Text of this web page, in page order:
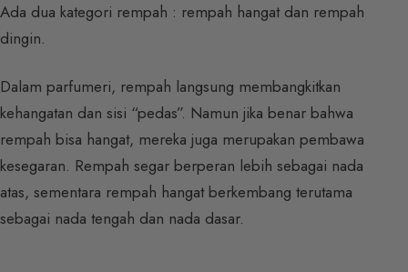
Ada dua kategori rempah : rempah hangat dan rempah
dingin.
Dalam parfumeri, rempah langsung membangkitkan
kehangatan dan sisi “pedas”. Namun jika benar bahwa
rempah bisa hangat, mereka juga merupakan pembawa
kesegaran. Rempah segar berperan lebih sebagai nada
atas, sementara rempah hangat berkembang terutama
sebagai nada tengah dan nada dasar.